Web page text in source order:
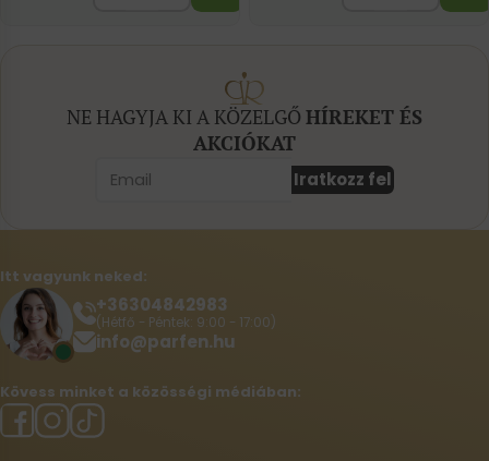
NE HAGYJA KI A KÖZELGŐ HÍREKET ÉS
AKCIÓKAT
Iratkozz fel
Itt vagyunk neked:
+36304842983
(Hétfő - Péntek: 9:00 - 17:00)
info@parfen.hu
Kövess minket a közösségi médiában: